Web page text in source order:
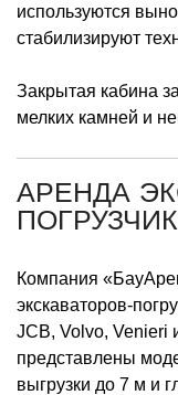
используются
стабилизируют
Закрытая кабина
мелких камней и
АРЕНДА
Компания
экскаваторов-
JCB, Volvo, Venieri
представлены
выгрузки до 7 м и